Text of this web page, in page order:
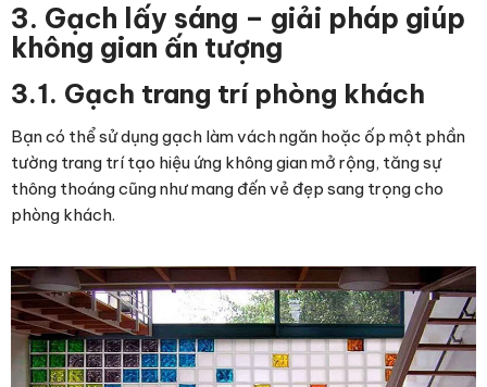
3. Gạch lấy sáng – giải pháp giúp
không gian ấn tượng
3.1. Gạch trang trí phòng khách
Bạn có thể sử dụng gạch làm vách ngăn hoặc ốp một phần
tường trang trí tạo hiệu ứng không gian mở rộng, tăng sự
thông thoáng cũng như mang đến vẻ đẹp sang trọng cho
phòng khách.